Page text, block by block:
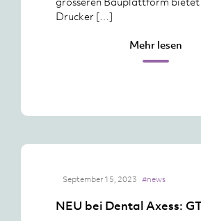
Drucker […]
Mehr lesen
September 15, 2023 #news
NEU bei Dental Axess: